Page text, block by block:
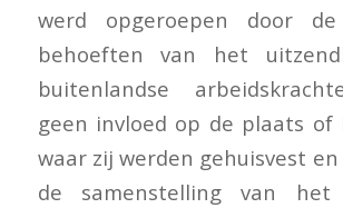
werd opgeroepen door de
behoeften van het
buitenlandse
geen invloed op de plaats of
waar zij werden gehuisvest
de samenstelling van het